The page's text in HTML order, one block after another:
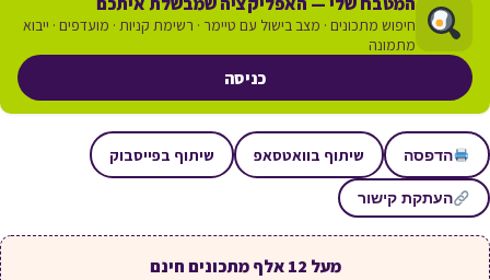
חיפוש מתכונים · מצב בישול עם טיימר · רשימת קניות · מועדפים · ייבוא
מתמונה
כניסה
הדפסה שיתוף בוואטסאפ שיתוף בפייסבוק
העתקת קישור
מעל 12 אלף מתכונים חינם